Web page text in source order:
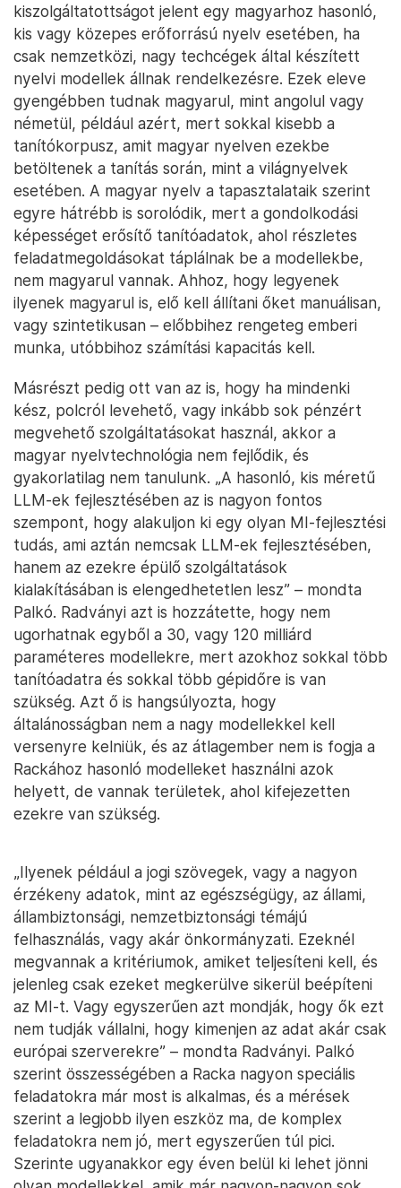
kiszolgáltatottságot jelent egy magyarhoz hasonló,
kis vagy közepes erőforrású nyelv esetében, ha
csak nemzetközi, nagy techcégek által készített
nyelvi modellek állnak rendelkezésre. Ezek eleve
gyengébben tudnak magyarul, mint angolul vagy
németül, például azért, mert sokkal kisebb a
tanítókorpusz, amit magyar nyelven ezekbe
betöltenek a tanítás során, mint a világnyelvek
esetében. A magyar nyelv a tapasztalataik szerint
egyre hátrébb is sorolódik, mert a gondolkodási
képességet erősítő tanítóadatok, ahol részletes
feladatmegoldásokat táplálnak be a modellekbe,
nem magyarul vannak. Ahhoz, hogy legyenek
ilyenek magyarul is, elő kell állítani őket manuálisan,
vagy szintetikusan – előbbihez rengeteg emberi
munka, utóbbihoz számítási kapacitás kell.
Másrészt pedig ott van az is, hogy ha mindenki
kész, polcról levehető, vagy inkább sok pénzért
megvehető szolgáltatásokat használ, akkor a
magyar nyelvtechnológia nem fejlődik, és
gyakorlatilag nem tanulunk. „A hasonló, kis méretű
LLM-ek fejlesztésében az is nagyon fontos
szempont, hogy alakuljon ki egy olyan MI-fejlesztési
tudás, ami aztán nemcsak LLM-ek fejlesztésében,
hanem az ezekre épülő szolgáltatások
kialakításában is elengedhetetlen lesz” – mondta
Palkó. Radványi azt is hozzátette, hogy nem
ugorhatnak egyből a 30, vagy 120 milliárd
paraméteres modellekre, mert azokhoz sokkal több
tanítóadatra és sokkal több gépidőre is van
szükség. Azt ő is hangsúlyozta, hogy
általánosságban nem a nagy modellekkel kell
versenyre kelniük, és az átlagember nem is fogja a
Rackához hasonló modelleket használni azok
helyett, de vannak területek, ahol kifejezetten
ezekre van szükség.
„Ilyenek például a jogi szövegek, vagy a nagyon
érzékeny adatok, mint az egészségügy, az állami,
állambiztonsági, nemzetbiztonsági témájú
felhasználás, vagy akár önkormányzati. Ezeknél
megvannak a kritériumok, amiket teljesíteni kell, és
jelenleg csak ezeket megkerülve sikerül beépíteni
az MI-t. Vagy egyszerűen azt mondják, hogy ők ezt
nem tudják vállalni, hogy kimenjen az adat akár csak
európai szerverekre” – mondta Radványi. Palkó
szerint összességében a Racka nagyon speciális
feladatokra már most is alkalmas, és a mérések
szerint a legjobb ilyen eszköz ma, de komplex
feladatokra nem jó, mert egyszerűen túl pici.
Szerinte ugyanakkor egy éven belül ki lehet jönni